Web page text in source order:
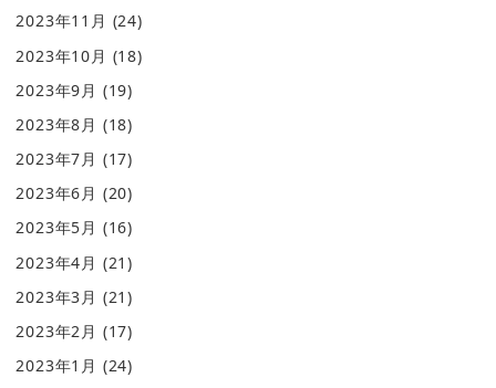
2023年11月 (24)
2023年10月 (18)
2023年9月 (19)
2023年8月 (18)
2023年7月 (17)
2023年6月 (20)
2023年5月 (16)
2023年4月 (21)
2023年3月 (21)
2023年2月 (17)
2023年1月 (24)